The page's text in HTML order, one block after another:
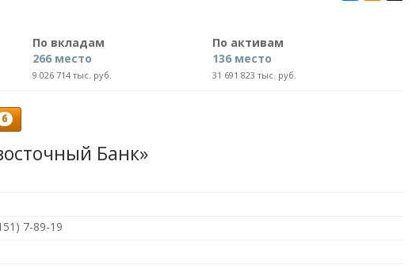
По вкладам
По активам
266 место
9 026 714 тыс. руб.
136 место
31 691 823 тыс. руб.
6
Банк»
7-89-19